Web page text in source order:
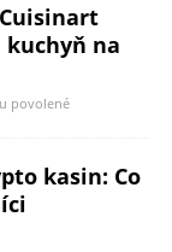
kuchyň na
povolené
kasin: Co